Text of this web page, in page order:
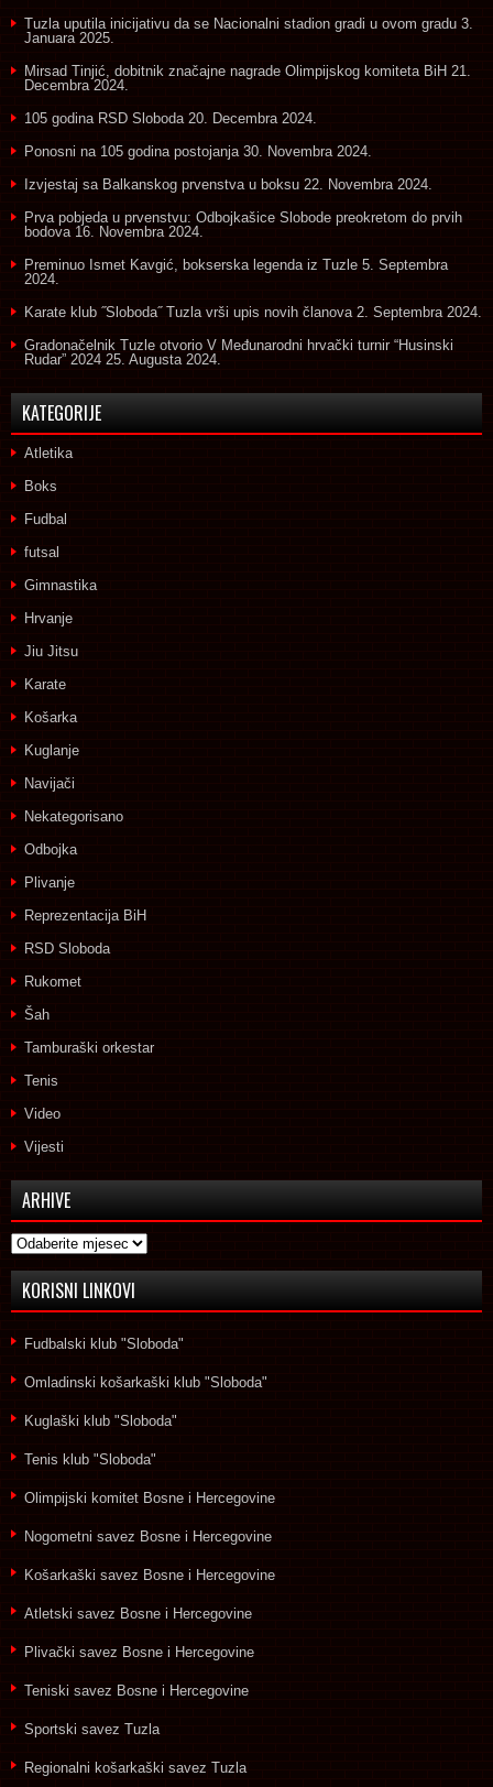
Tuzla uputila inicijativu da se Nacionalni stadion gradi u ovom gradu 3.
Januara 2025.
Mirsad Tinjić, dobitnik značajne nagrade Olimpijskog komiteta BiH 21.
Decembra 2024.
105 godina RSD Sloboda 20. Decembra 2024.
Ponosni na 105 godina postojanja 30. Novembra 2024.
Izvjestaj sa Balkanskog prvenstva u boksu 22. Novembra 2024.
Prva pobjeda u prvenstvu: Odbojkašice Slobode preokretom do prvih
bodova 16. Novembra 2024.
Preminuo Ismet Kavgić, bokserska legenda iz Tuzle 5. Septembra
2024.
Karate klub ˝Sloboda˝ Tuzla vrši upis novih članova 2. Septembra 2024.
Gradonačelnik Tuzle otvorio V Međunarodni hrvački turnir “Husinski
Rudar” 2024 25. Augusta 2024.
KATEGORIJE
Atletika
Boks
Fudbal
futsal
Gimnastika
Hrvanje
Jiu Jitsu
Karate
Košarka
Kuglanje
Navijači
Nekategorisano
Odbojka
Plivanje
Reprezentacija BiH
RSD Sloboda
Rukomet
Šah
Tamburaški orkestar
Tenis
Video
Vijesti
ARHIVE
Arhive
KORISNI LINKOVI
Fudbalski klub "Sloboda"
Omladinski košarkaški klub "Sloboda"
Kuglaški klub "Sloboda"
Tenis klub "Sloboda"
Olimpijski komitet Bosne i Hercegovine
Nogometni savez Bosne i Hercegovine
Košarkaški savez Bosne i Hercegovine
Atletski savez Bosne i Hercegovine
Plivački savez Bosne i Hercegovine
Teniski savez Bosne i Hercegovine
Sportski savez Tuzla
Regionalni košarkaški savez Tuzla